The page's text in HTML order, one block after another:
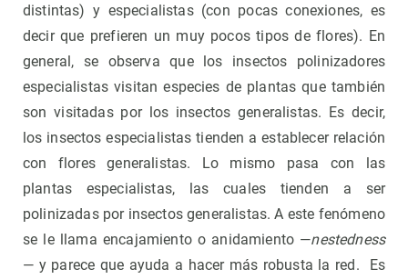
distintas) y especialistas (con pocas conexiones, es
decir que prefieren un muy pocos tipos de flores). En
general, se observa que los insectos polinizadores
especialistas visitan especies de plantas que también
son visitadas por los insectos generalistas. Es decir,
los insectos especialistas tienden a establecer relación
con flores generalistas. Lo mismo pasa con las
plantas especialistas, las cuales tienden a ser
polinizadas por insectos generalistas. A este fenómeno
se le llama encajamiento o anidamiento —nestedness
— y parece que ayuda a hacer más robusta la red. Es